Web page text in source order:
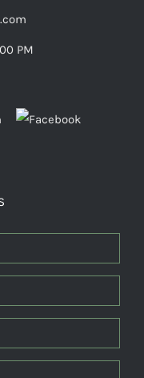
PM
Facebook